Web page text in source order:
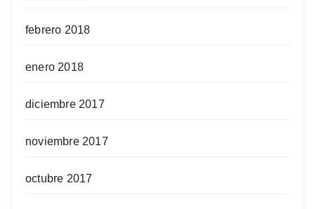
febrero 2018
enero 2018
diciembre 2017
noviembre 2017
octubre 2017